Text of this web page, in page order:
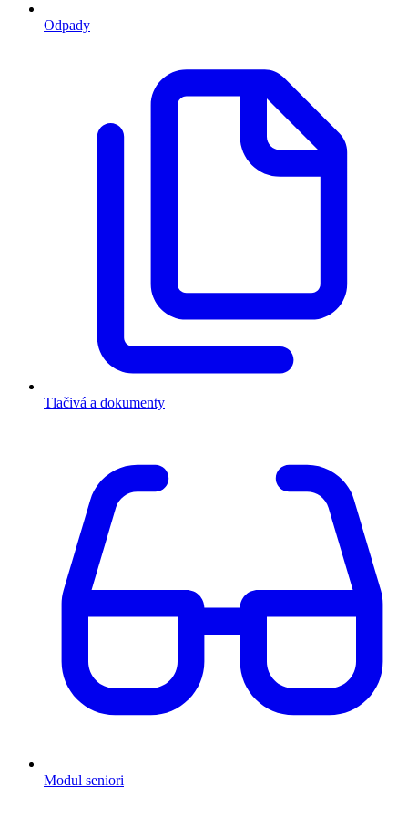
Odpady
Tlačivá a dokumenty
Modul seniori